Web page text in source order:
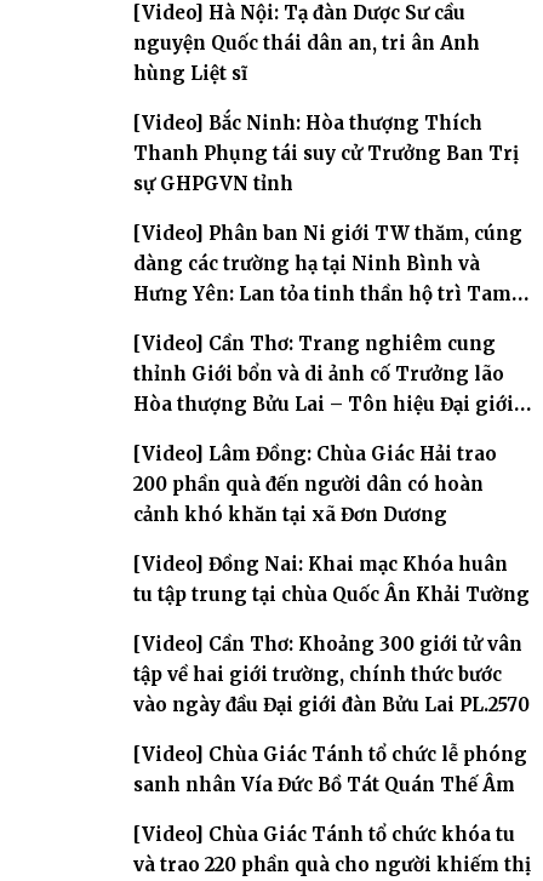
[Video] Hà Nội: Tạ đàn Dược Sư cầu
nguyện Quốc thái dân an, tri ân Anh
hùng Liệt sĩ
[Video] Bắc Ninh: Hòa thượng Thích
Thanh Phụng tái suy cử Trưởng Ban Trị
sự GHPGVN tỉnh
[Video] Phân ban Ni giới TW thăm, cúng
dàng các trường hạ tại Ninh Bình và
Hưng Yên: Lan tỏa tinh thần hộ trì Tam
[Video] Cần Thơ: Trang nghiêm cung
thỉnh Giới bổn và di ảnh cố Trưởng lão
Hòa thượng Bửu Lai – Tôn hiệu Đại giới
[Video] Lâm Đồng: Chùa Giác Hải trao
200 phần quà đến người dân có hoàn
cảnh khó khăn tại xã Đơn Dương
[Video] Đồng Nai: Khai mạc Khóa huân
tu tập trung tại chùa Quốc Ân Khải Tường
[Video] Cần Thơ: Khoảng 300 giới tử vân
tập về hai giới trường, chính thức bước
vào ngày đầu Đại giới đàn Bửu Lai PL.2570
[Video] Chùa Giác Tánh tổ chức lễ phóng
sanh nhân Vía Đức Bồ Tát Quán Thế Âm
[Video] Chùa Giác Tánh tổ chức khóa tu
và trao 220 phần quà cho người khiếm thị